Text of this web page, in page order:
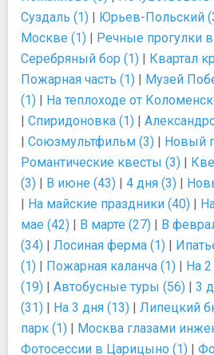
Суздаль (1) | Юрьев-Польский
Москве (1) | Речные прогулки
Серебряный бор (1) | Квартал
Пожарная часть (1) | Музей
(1) | На теплоходе от
| Спиридоновка (1) |
| Союзмультфильм (3) | Новый
Романтические квесты (3) |
(3) | В июне (43) | 4 дня (3) |
| На майские праздники (40) |
мае (42) | В марте (27) | В
(34) | Лосиная ферма (1) |
(1) | Пожарная каланча (1) | На
(19) | Автобусные туры (56) | 3
(31) | На 3 дня (13) | Липецкий
парк (1) | Москва глазами
Фотосессии в Царицыно (1) |